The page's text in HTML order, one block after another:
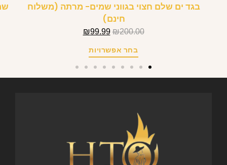
בגד ים שלם חצוי בגווני שמים- מרתה (משלוח
חינם)
₪200.00
₪99.99
בחר אפשרויות